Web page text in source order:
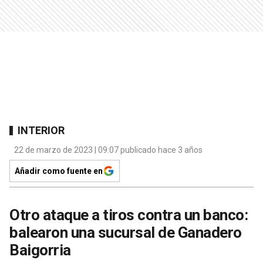
INTERIOR
22 de marzo de 2023 | 09:07 publicado hace 3 años
Añadir como fuente en
Otro ataque a tiros contra un banco:
balearon una sucursal de Ganadero
Baigorria